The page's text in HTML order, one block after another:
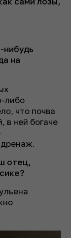
нибудь
на
либо
что почва
в ней богаче
отец,